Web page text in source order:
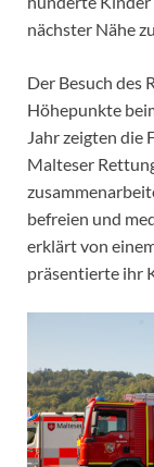
nächster Nähe
Der Besuch des
Höhepunkte
Jahr zeigten die
Malteser
befreien und
erklärt von
präsentierte ihr